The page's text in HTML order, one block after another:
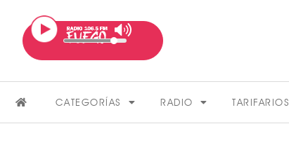
CATEGORÍAS RADIO TARIFARIOS